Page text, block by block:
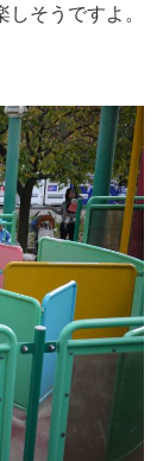
そうですよ。